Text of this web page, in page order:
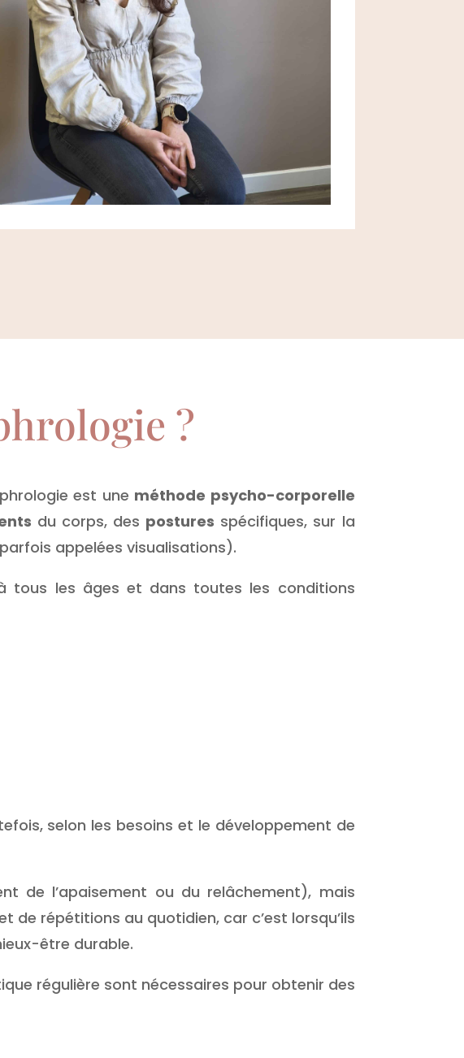
?
est une méthode psycho-corporelle
du corps, des postures spécifiques, sur la
appelées visualisations).
tous les âges et dans toutes les conditions
selon les besoins et le développement de
de l’apaisement ou du relâchement), mais
de répétitions au quotidien, car c’est lorsqu’ils
être durable.
régulière sont nécessaires pour obtenir des